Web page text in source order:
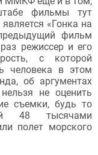
фильмы тут
«Гонка на
фильм
режиссер и его
с которой
человека в этом
об аргументах
не оценить
съемки, будь то
48 тысячами
полет морского